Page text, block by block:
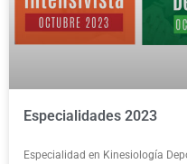
Especialidades 2023
Especialidad en Kinesiología